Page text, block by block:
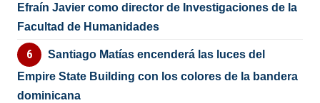
Efraín Javier como director de Investigaciones de la
Facultad de Humanidades
Santiago Matías encenderá las luces del
Empire State Building con los colores de la bandera
dominicana